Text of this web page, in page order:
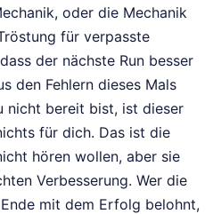
oder die Mechanik
für verpasste
der nächste Run besser
den Fehlern dieses Mals
nicht bereit bist, ist dieser
für dich. Das ist die
hören wollen, aber sie
Verbesserung. Wer die
mit dem Erfolg belohnt,